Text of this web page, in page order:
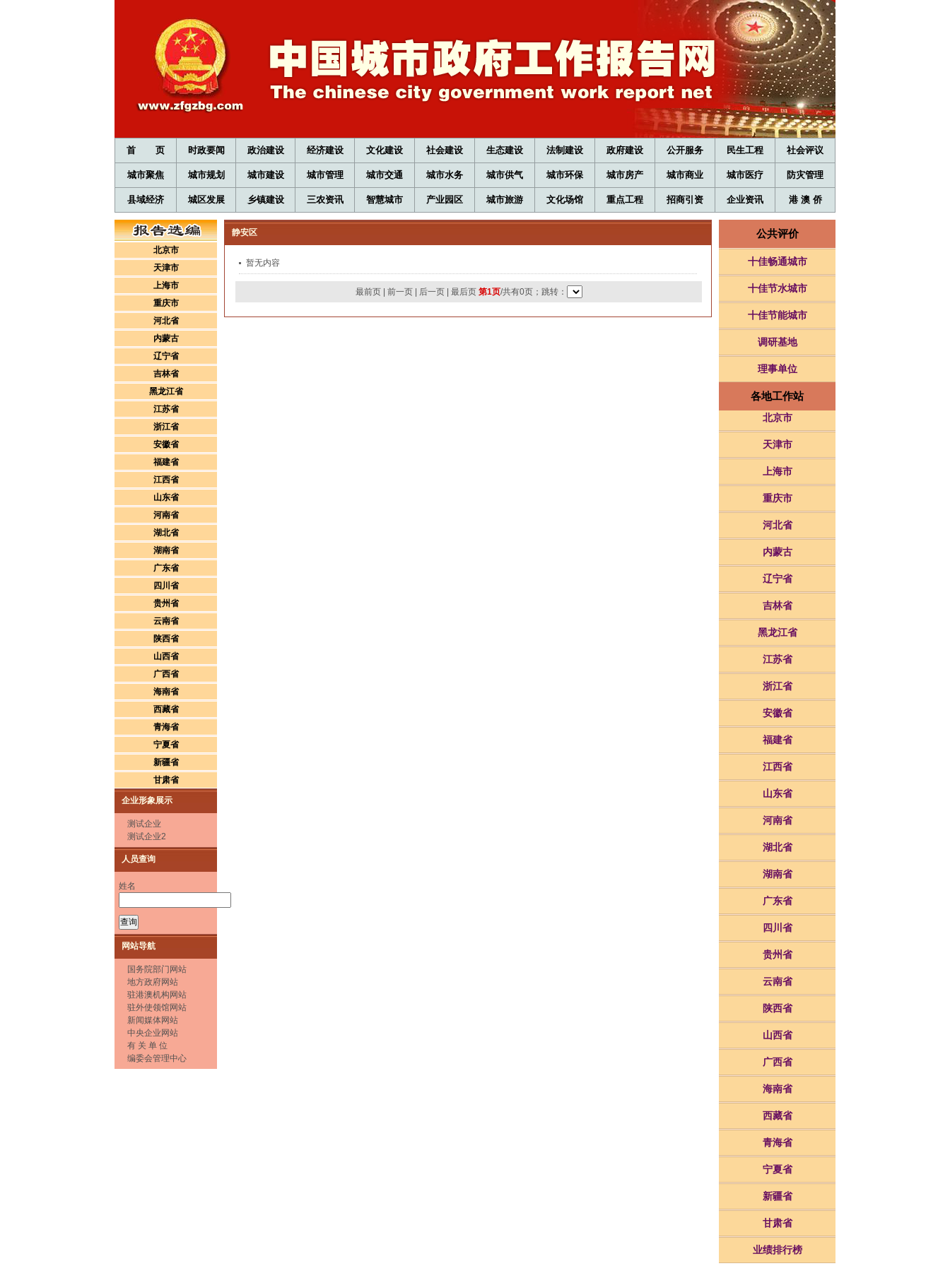
首 页 时政要闻 政治建设 经济建设 文化建设 社会建设 生态建设 法制建设 政府建设 公开服务 民生工程 社会评议
城市聚焦 城市规划 城市建设 城市管理 城市交通 城市水务 城市供气 城市环保 城市房产 城市商业 城市医疗 防灾管理
县域经济 城区发展 乡镇建设 三农资讯 智慧城市 产业园区 城市旅游 文化场馆 重点工程 招商引资 企业资讯 港 澳 侨
北京市
天津市
上海市
重庆市
河北省
内蒙古
辽宁省
吉林省
黑龙江省
江苏省
浙江省
安徽省
福建省
江西省
山东省
河南省
湖北省
湖南省
广东省
四川省
贵州省
云南省
陕西省
山西省
广西省
海南省
西藏省
青海省
宁夏省
新疆省
甘肃省
企业形象展示
测试企业
测试企业2
人员查询
姓名
网站导航
国务院部门网站
地方政府网站
驻港澳机构网站
驻外使领馆网站
新闻媒体网站
中央企业网站
有 关 单 位
编委会管理中心
静安区
暂无内容
最前页| 前一页| 后一页| 最后页 第1页/共有0页；跳转：
公共评价
十佳畅通城市
十佳节水城市
十佳节能城市
调研基地
理事单位
各地工作站
北京市
天津市
上海市
重庆市
河北省
内蒙古
辽宁省
吉林省
黑龙江省
江苏省
浙江省
安徽省
福建省
江西省
山东省
河南省
湖北省
湖南省
广东省
四川省
贵州省
云南省
陕西省
山西省
广西省
海南省
西藏省
青海省
宁夏省
新疆省
甘肃省
业绩排行榜